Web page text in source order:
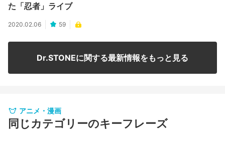
た「忍者」ライブ
2020.02.06 59
Dr.STONEに関する最新情報をもっと見る
アニメ・漫画
同じカテゴリーのキーフレーズ